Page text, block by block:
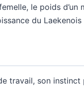
le poids d’un
du
travail, son